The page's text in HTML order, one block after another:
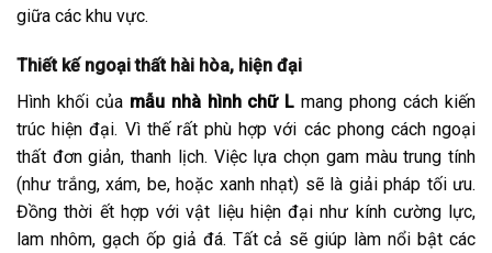
giữa các khu vực.
Thiết kế ngoại thất hài hòa, hiện đại
Hình khối củamẫu nhà hình chữ L mang phong cách kiến
trúc hiện đại. Vì thế rất phù hợp với các phong cách ngoại
thất đơn giản, thanh lịch. Việc lựa chọn gam màu trung tính
(như trắng, xám, be, hoặc xanh nhạt) sẽ là giải pháp tối ưu.
Đồng thời ết hợp với vật liệu hiện đại như kính cường lực,
lam nhôm, gạch ốp giả đá. Tất cả sẽ giúp làm nổi bật các